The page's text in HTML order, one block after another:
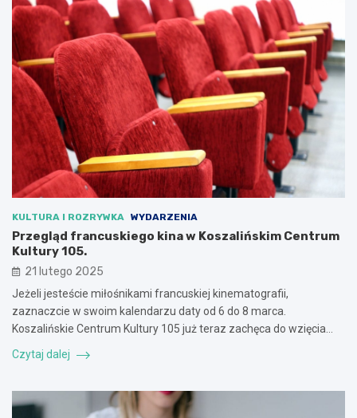
KULTURA I ROZRYWKA WYDARZENIA
Przegląd francuskiego kina w Koszalińskim Centrum
Kultury 105.
21 lutego 2025
Jeżeli jesteście miłośnikami francuskiej kinematografii,
zaznaczcie w swoim kalendarzu daty od 6 do 8 marca.
Koszalińskie Centrum Kultury 105 już teraz zachęca do wzięcia…
Czytaj dalej